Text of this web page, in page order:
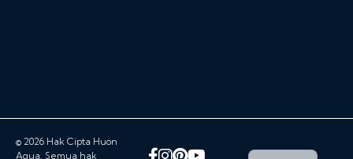
© 2026 Hak Cipta Huon
Aqua. Semua hak
Facebook
Instagram
Pinterest
YouTube